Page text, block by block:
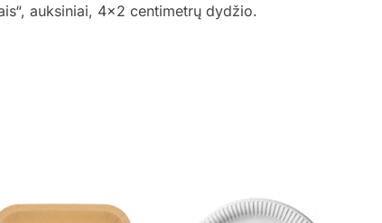
auksiniai, 4×2 centimetrų dydžio.